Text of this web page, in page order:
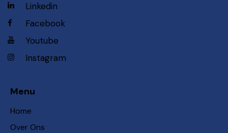
Linkedin
Facebook
Youtube
Instagram
Menu
Home
Over Ons